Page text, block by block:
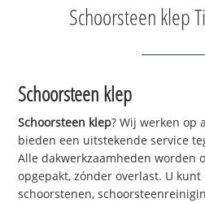
Schoorsteen klep
Schoorsteen klep
Schoorsteen klep? Wij werken op
bieden een uitstekende service
Alle dakwerkzaamheden worden
opgepakt, zónder overlast. U
schoorstenen,